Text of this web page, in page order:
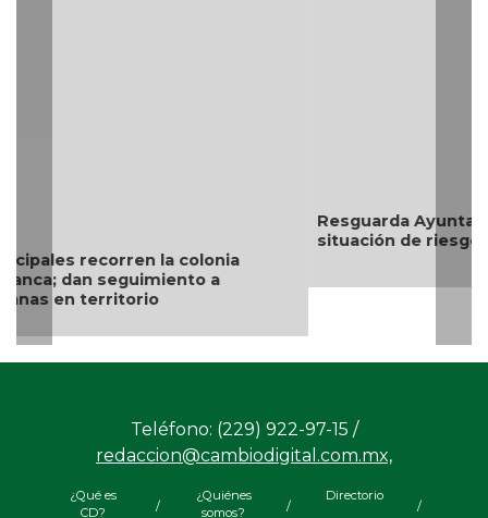
Resguarda Ayuntamiento de Veracruz a canino en
situación de riesgo en zona norte de la ciudad
CD?
/
¿Quiénes
somos?
/
y Servicios
/ /
Editorial